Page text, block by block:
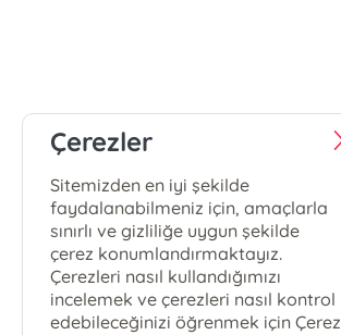
Çerezler
Sitemizden en iyi şekilde
faydalanabilmeniz için, amaçlarla
sınırlı ve gizliliğe uygun şekilde
çerez konumlandırmaktayız.
Çerezleri nasıl kullandığımızı
incelemek ve çerezleri nasıl kontrol
edebileceğinizi öğrenmek için Çerez